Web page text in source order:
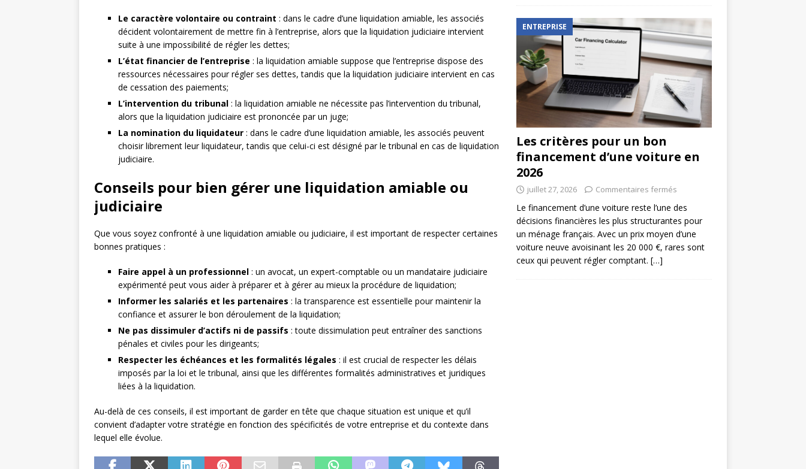
Le caractère volontaire ou contraint : dans le cadre d’une liquidation amiable, les associés
décident volontairement de mettre fin à l’entreprise, alors que la liquidation judiciaire intervient
suite à une impossibilité de régler les dettes;
L’état financier de l’entreprise : la liquidation amiable suppose que l’entreprise dispose des
ressources nécessaires pour régler ses dettes, tandis que la liquidation judiciaire intervient en cas
de cessation des paiements;
L’intervention du tribunal : la liquidation amiable ne nécessite pas l’intervention du tribunal,
alors que la liquidation judiciaire est prononcée par un juge;
La nomination du liquidateur : dans le cadre d’une liquidation amiable, les associés peuvent
choisir librement leur liquidateur, tandis que celui-ci est désigné par le tribunal en cas de liquidation
judiciaire.
Conseils pour bien gérer une liquidation amiable ou
judiciaire
Que vous soyez confronté à une liquidation amiable ou judiciaire, il est important de respecter certaines
bonnes pratiques :
Faire appel à un professionnel : un avocat, un expert-comptable ou un mandataire judiciaire
expérimenté peut vous aider à préparer et à gérer au mieux la procédure de liquidation;
Informer les salariés et les partenaires : la transparence est essentielle pour maintenir la
confiance et assurer le bon déroulement de la liquidation;
Ne pas dissimuler d’actifs ni de passifs : toute dissimulation peut entraîner des sanctions
pénales et civiles pour les dirigeants;
Respecter les échéances et les formalités légales : il est crucial de respecter les délais
imposés par la loi et le tribunal, ainsi que les différentes formalités administratives et juridiques
liées à la liquidation.
Au-delà de ces conseils, il est important de garder en tête que chaque situation est unique et qu’il
convient d’adapter votre stratégie en fonction des spécificités de votre entreprise et du contexte dans
lequel elle évolue.
ENTREPRISE
Les critères pour un bon
financement d’une voiture en
2026
juillet 27, 2026 Commentaires fermés
Le financement d’une voiture reste l’une des
décisions financières les plus structurantes pour
un ménage français. Avec un prix moyen d’une
voiture neuve avoisinant les 20 000 €, rares sont
ceux qui peuvent régler comptant. […]